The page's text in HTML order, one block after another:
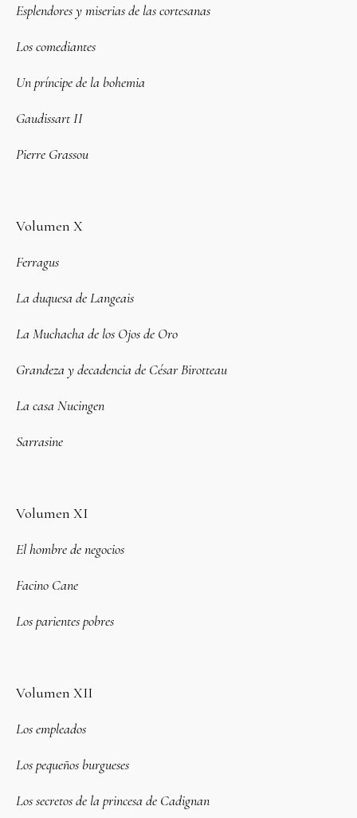
Esplendores y miserias de las cortesanas
Los comediantes
Un príncipe de la bohemia
Gaudissart II
Pierre Grassou
Volumen X
Ferragus
La duquesa de Langeais
La Muchacha de los Ojos de Oro
Grandeza y decadencia de César Birotteau
La casa Nucingen
Sarrasine
Volumen XI
El hombre de negocios
Facino Cane
Los parientes pobres
Volumen XII
Los empleados
Los pequeños burgueses
Los secretos de la princesa de Cadignan